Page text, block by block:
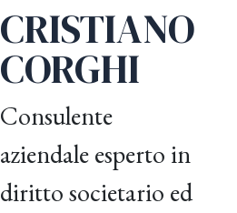
CRISTIANO
CORGHI
Consulente
aziendale esperto in
diritto societario ed